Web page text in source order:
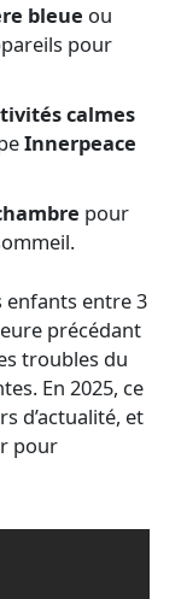
bleue ou
pour
calmes
Innerpeace
pour
enfants entre 3
précédant
troubles du
En 2025, ce
d’actualité, et
pour